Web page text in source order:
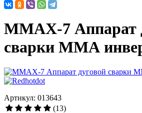
MMAX-7 Аппарат
сварки ММА
Артикул: 013643
(13)